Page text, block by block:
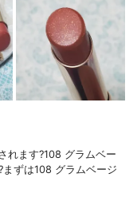
れます?108 グラムベー
ずは108 グラムベージ